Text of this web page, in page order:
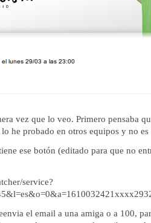
vez que lo veo. Primero pensaba
he probado en otros equipos y no es
ese botón (editado para que no
service?
el email a una amiga o a 100,